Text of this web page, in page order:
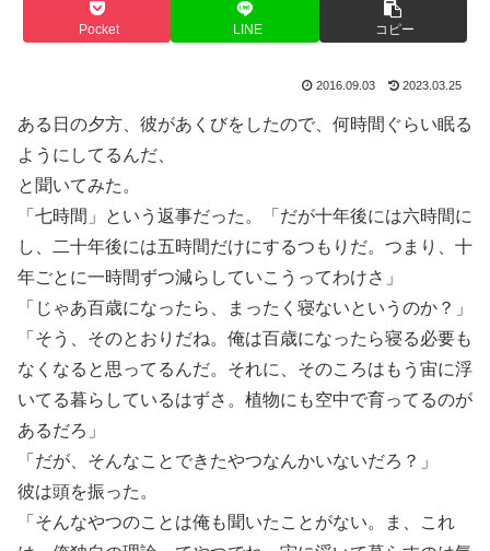
Pocket LINE コピー
2016.09.03 2023.03.25
ある日の夕方、彼があくびをしたので、何時間ぐらい眠る
ようにしてるんだ、
と聞いてみた。
「七時間」という返事だった。「だが十年後には六時間に
し、二十年後には五時間だけにするつもりだ。つまり、十
年ごとに一時間ずつ減らしていこうってわけさ」
「じゃあ百歳になったら、まったく寝ないというのか？」
「そう、そのとおりだね。俺は百歳になったら寝る必要も
なくなると思ってるんだ。それに、そのころはもう宙に浮
いてる暮らしているはずさ。植物にも空中で育ってるのが
あるだろ」
「だが、そんなことできたやつなんかいないだろ？」
彼は頭を振った。
「そんなやつのことは俺も聞いたことがない。ま、これ